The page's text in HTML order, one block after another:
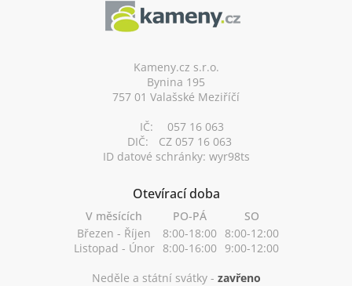
Kameny.cz s.r.o.
Bynina 195
757 01 Valašské Meziříčí
IČ:
057 16 063
DIČ:
CZ 057 16 063
ID datové schránky: wyr98ts
Otevírací doba
V měsících PO-PÁ
SO
Březen - Říjen
8:00-18:00 8:00-12:00
Listopad - Únor 8:00-16:00 9:00-12:00
Neděle a státní svátky - zavřeno